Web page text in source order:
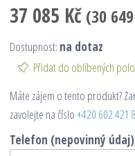
37 085 Kč (30 649
Dostupnost: na dotaz
Přidat do oblíbených
Máte zájem o tento produkt?
zavolejte na číslo+420 602 421
Telefon (nepovinný